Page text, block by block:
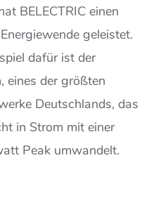
BELECTRIC einen
geleistet.
dafür ist der
eines der größten
Deutschlands, das
in Strom mit einer
Peak umwandelt.